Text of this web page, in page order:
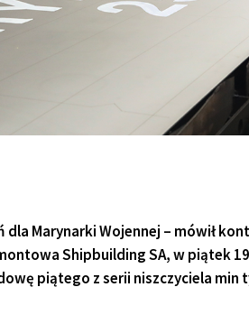
dla Marynarki Wojennej – mówił
Shipbuilding SA, w piątek
piątego z serii niszczyciela min